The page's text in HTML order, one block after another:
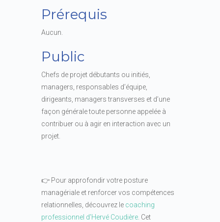
Prérequis
Aucun.
Public
Chefs de projet débutants ou initiés,
managers, responsables d’équipe,
dirigeants, managers transverses et d’une
façon générale toute personne appelée à
contribuer ou à agir en interaction avec un
projet.
👉 Pour approfondir votre posture
managériale et renforcer vos compétences
relationnelles, découvrez le coaching
professionnel d’Hervé Coudière . Cet